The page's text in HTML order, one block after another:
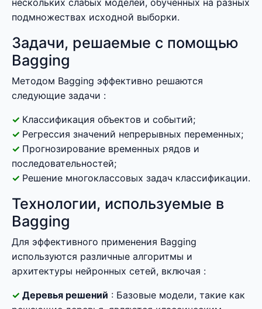
нескольких слабых моделей, обученных на разных
подмножествах исходной выборки.
Задачи, решаемые с помощью
Bagging
Методом Bagging эффективно решаются
следующие задачи :
Классификация объектов и событий;
Регрессия значений непрерывных переменных;
Прогнозирование временных рядов и
последовательностей;
Решение многоклассовых задач классификации.
Технологии, используемые в
Bagging
Для эффективного применения Bagging
используются различные алгоритмы и
архитектуры нейронных сетей, включая :
Деревья решений : Базовые модели, такие как